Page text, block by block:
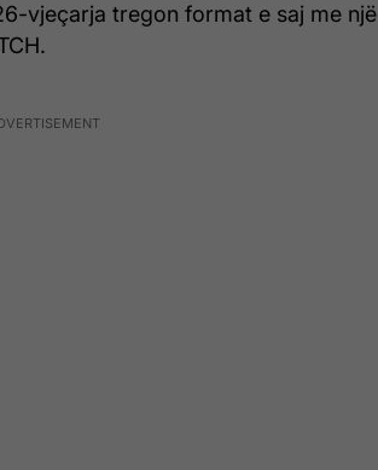
vjeçarja tregon format e saj me një